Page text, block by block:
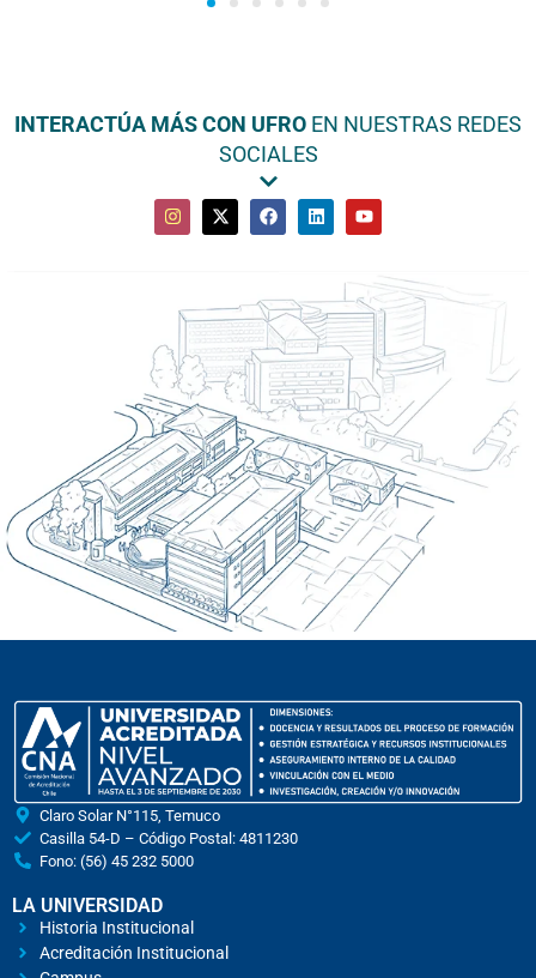
INTERACTÚA MÁS CON UFRO EN NUESTRAS REDES
SOCIALES
Claro Solar N°115, Temuco
Casilla 54-D – Código Postal: 4811230
Fono: (56) 45 232 5000
LA UNIVERSIDAD
Historia Institucional
Acreditación Institucional